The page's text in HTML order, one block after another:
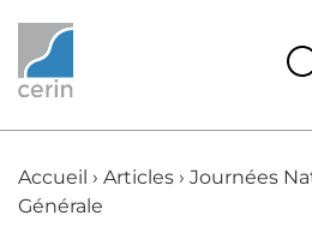
Accueil › Articles › Journées
Générale